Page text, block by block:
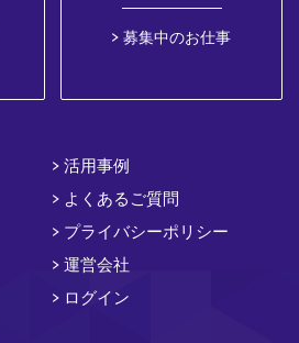
募集中のお仕事
活用事例
よくあるご質問
プライバシーポリシー
運営会社
ログイン